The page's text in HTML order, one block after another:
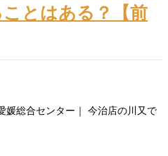
とはある？【前
媛総合センター｜ 今治店の川又で